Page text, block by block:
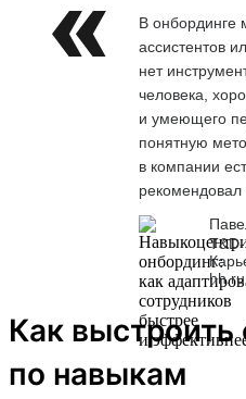
В онбординге
ассистентов
нет
человека,
и умеющего
понятную
в компании
hh.ru
Как выстроить
по навыкам